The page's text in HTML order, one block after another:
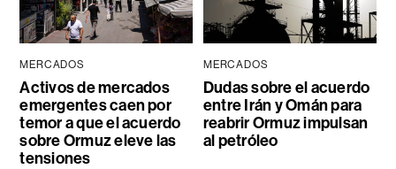
MERCADOS
Activos de mercados
emergentes caen por
temor a que el acuerdo
sobre Ormuz eleve las
tensiones
MERCADOS
Dudas sobre el acuerdo
entre Irán y Omán para
reabrir Ormuz impulsan
al petróleo